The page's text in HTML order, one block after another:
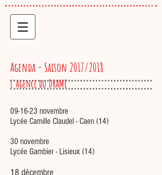
Agenda - Saison 2017/2018
L'Agence du DRAME
09-16-23 novembre
Lycée Camille Claudel - Caen (14)
30 novembre
Lycée Gambier - Lisieux (14)
18 décembre